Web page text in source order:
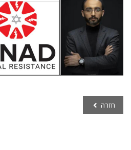
חזרה